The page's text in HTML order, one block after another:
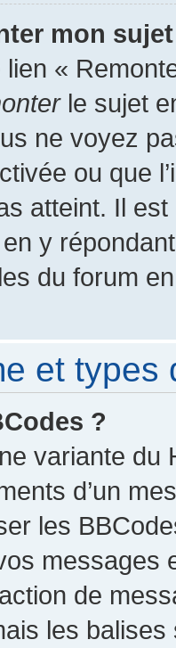
mon
«
le sujet
ne voyez
ou que
atteint. Il
y
du forum
et types
?
variante du
d’un
les
messages
de
les